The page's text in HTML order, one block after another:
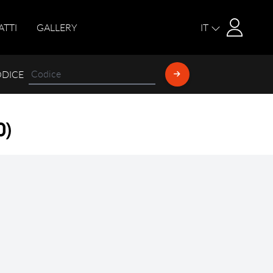
GALLERY IT Login
)